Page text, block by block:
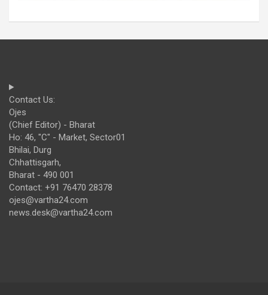
Contact Us:
Ojes
(Chief Editor) - Bharat
Ho: 46, "C" - Market, Sector01
Bhilai, Durg
Chhattisgarh,
Bharat - 490 001
Contact: +91 76470 28378
ojes@vartha24.com
news.desk@vartha24.com